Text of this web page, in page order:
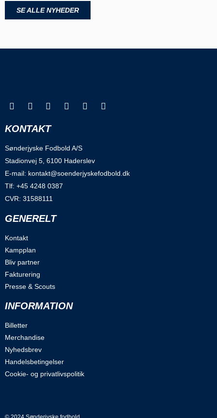
SE ALLE NYHEDER
KONTAKT
Sønderjyske Fodbold A/S
Stadionvej 5, 6100 Haderslev
E-mail: kontakt@soenderjyskefodbold.dk
Tlf: +45 4248 0387
CVR: 31588111
GENERELT
Kontakt
Kampplan
Bliv partner
Fakturering
Presse & Scouts
INFORMATION
Billetter
Merchandise
Nyhedsbrev
Handelsbetingelser
Cookie- og privatlivspolitik